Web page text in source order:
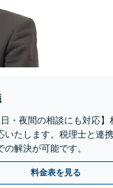
日・夜間の相談にも対応
いたします。税理士と連
解決が可能です。
料金表を見る